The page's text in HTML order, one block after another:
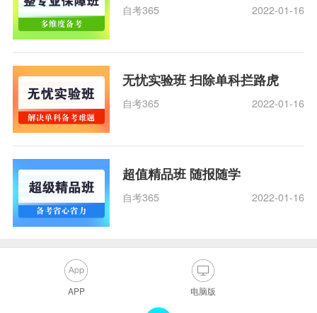
自考365 2022-01-16
无忧实验班 扫除单科拦路虎
自考365 2022-01-16
超值精品班 随报随学
自考365 2022-01-16
APP 电脑版